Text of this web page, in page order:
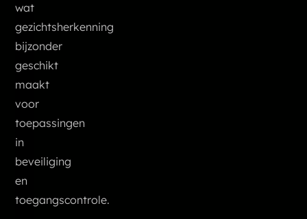
wat
gezichtsherkenning
bijzonder
geschikt
maakt
voor
toepassingen
in
beveiliging
en
toegangscontrole.